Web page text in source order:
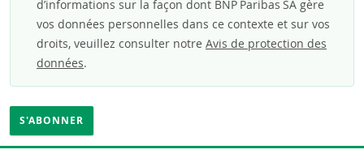
d’informations sur la façon dont BNP Paribas SA gère
vos données personnelles dans ce contexte et sur vos
droits, veuillez consulter notre Avis de protection des
données.